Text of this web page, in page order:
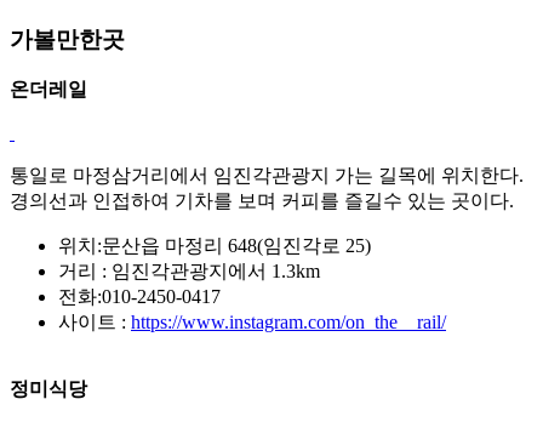
가볼만한곳
온더레일
통일로 마정삼거리에서 임진각관광지 가는 길목에 위치한다.
경의선과 인접하여 기차를 보며 커피를 즐길수 있는 곳이다.
위치:문산읍 마정리 648(임진각로 25)
거리 : 임진각관광지에서 1.3km
전화:010-2450-0417
사이트 : https://www.instagram.com/on_the__rail/
정미식당